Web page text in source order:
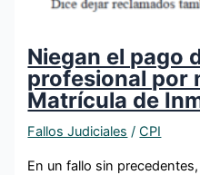
Niegan el pago
profesional por
Matrícula de
Fallos Judiciales /CPI
En un fallo sin